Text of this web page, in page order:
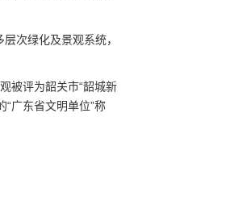
次绿化及景观系统，
被评为韶关市“韶城新
“广东省文明单位”称